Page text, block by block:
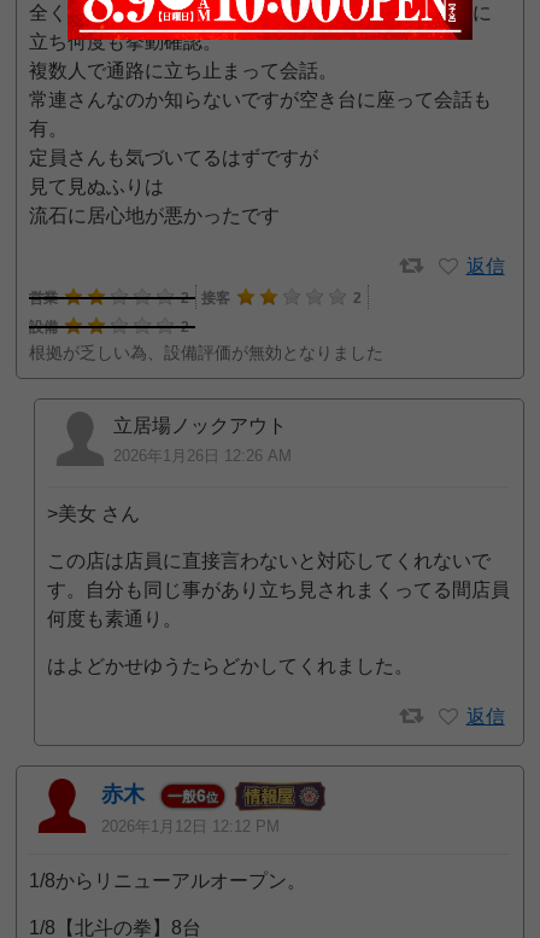
全く知らない人がまるで友人かのように私の真後ろに
立ち何度も挙動確認。
複数人で通路に立ち止まって会話。
常連さんなのか知らないですが空き台に座って会話も
有。
定員さんも気づいてるはずですが
見て見ぬふりは
流石に居心地が悪かったです
返信
営業 2 接客
2
設備
2
根拠が乏しい為、設備評価が無効となりました
立居場ノックアウト
2026年1月26日 12:26 AM
>美女 さん
この店は店員に直接言わないと対応してくれないで
す。自分も同じ事があり立ち見されまくってる間店員
何度も素通り。
はよどかせゆうたらどかしてくれました。
返信
赤木 一般6位
2026年1月12日 12:12 PM
1/8からリニューアルオープン。
1/8【北斗の拳】8台